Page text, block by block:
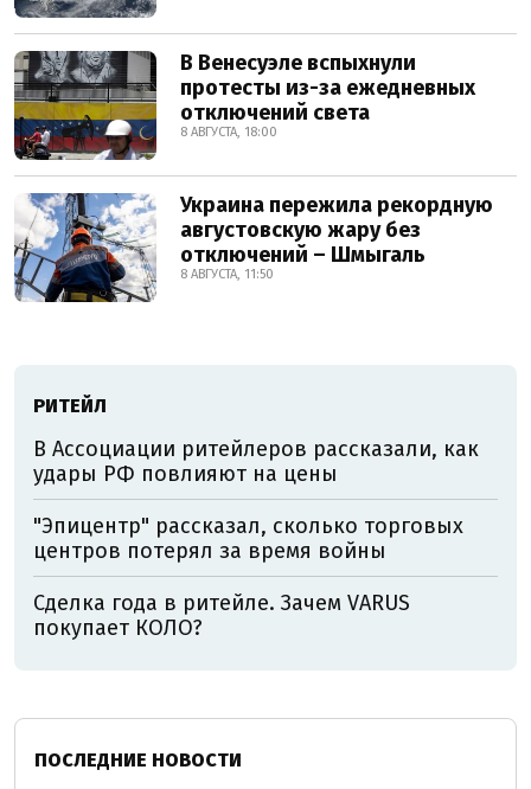
В Венесуэле вспыхнули
протесты из-за ежедневных
отключений света
8 АВГУСТА, 18:00
Украина пережила рекордную
августовскую жару без
отключений – Шмыгаль
8 АВГУСТА, 11:50
РИТЕЙЛ
В Ассоциации ритейлеров рассказали, как
удары РФ повлияют на цены
"Эпицентр" рассказал, сколько торговых
центров потерял за время войны
Сделка года в ритейле. Зачем VARUS
покупает КОЛО?
ПОСЛЕДНИЕ НОВОСТИ